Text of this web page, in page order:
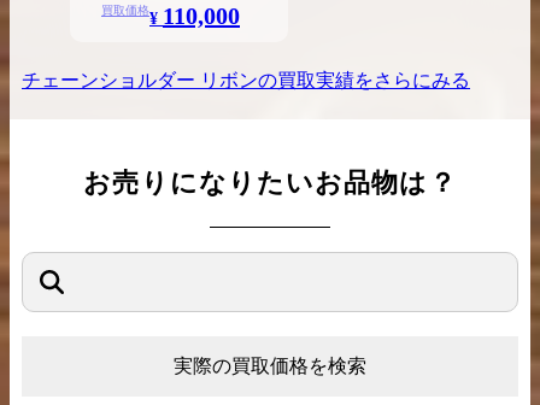
買取価格¥ 110,000
チェーンショルダー リボンの買取実績をさらにみる
お売りになりたいお品物は？
実際の買取価格を検索